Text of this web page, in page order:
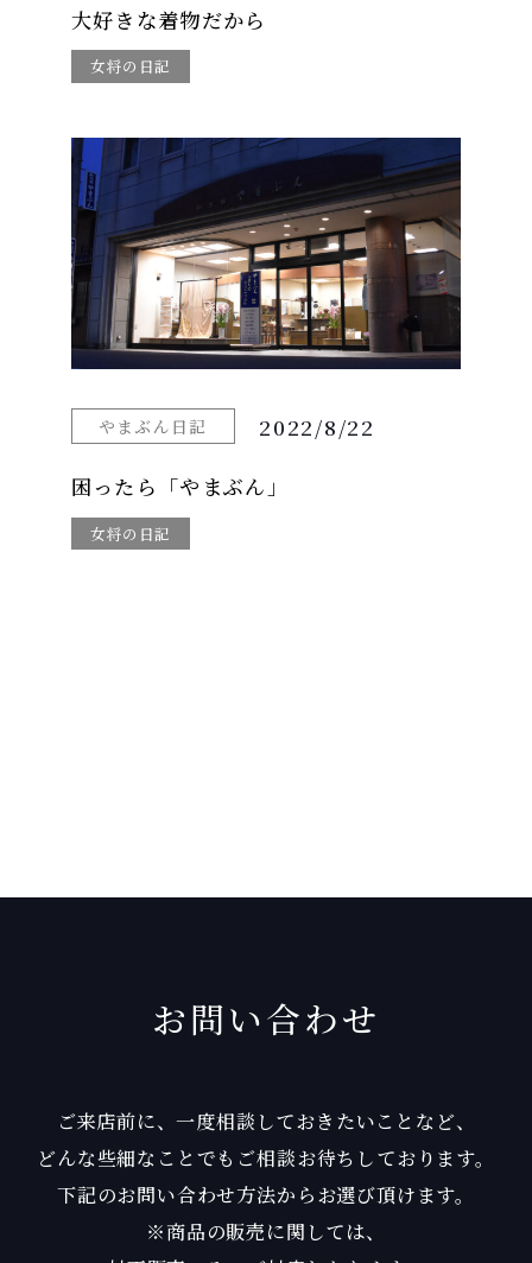
大好きな着物だから
女将の日記
やまぶん日記 2022/8/22
困ったら「やまぶん」
女将の日記
お問い合わせ
ご来店前に、一度相談しておきたいことなど、
どんな些細なことでもご相談お待ちしております。
下記のお問い合わせ方法からお選び頂けます。
※商品の販売に関しては、